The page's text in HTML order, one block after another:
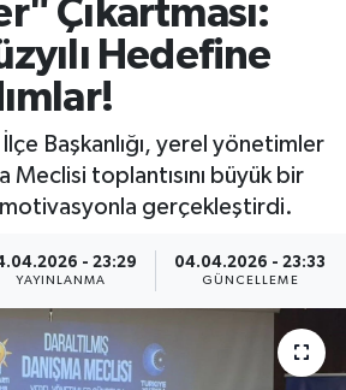
Çıkartması:
Hedefine
Başkanlığı, yerel yönetimler
Meclisi toplantısını büyük bir
motivasyonla gerçekleştirdi.
- 23:29
YAYINLANMA
04.04.2026 - 23:33
GÜNCELLEME